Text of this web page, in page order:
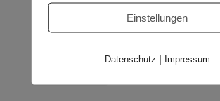
Storytelling Tools Toxische Führung
Veränderung
Einstellungen
Datenschutz | Impressum